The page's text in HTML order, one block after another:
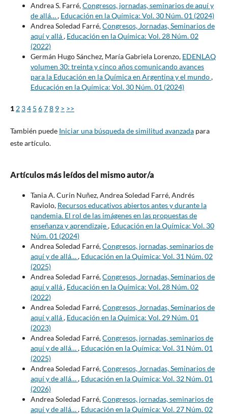
Andrea S. Farré,Congresos, jornadas, seminarios de aquí y
de allá…, Educación en la Química: Vol. 30 Núm. 01 (2024)
Andrea Soledad Farré,Congresos, Jornadas, Seminarios de
aquí y allá, Educación en la Química: Vol. 28 Núm. 02
(2022)
Germán Hugo Sánchez, María Gabriela Lorenzo, EDENLAQ
volumen 30: treinta y cinco años comunicando avances
para la Educación en la Química en Argentina y el mundo,
Educación en la Química: Vol. 30 Núm. 01 (2024)
1 2 34 5 678 9 > >>
También puede Iniciar una búsqueda de similitud avanzadapara
este artículo.
Artículos más leídos del mismo autor/a
Tania A. Curin Nuñez, Andrea Soledad Farré, Andrés
Raviolo, Recursos educativos abiertos antes y durante la
pandemia. El rol de las imágenes en las propuestas de
enseñanza y aprendizaje, Educación en la Química: Vol. 30
Núm. 01 (2024)
Andrea Soledad Farré,Congresos, jornadas, seminarios de
aquí y de allá…, Educación en la Química: Vol. 31 Núm. 02
(2025)
Andrea Soledad Farré,Congresos, Jornadas, Seminarios de
aquí y allá, Educación en la Química: Vol. 28 Núm. 02
(2022)
Andrea Soledad Farré,Congresos, Jornadas, Seminarios de
aquí y allá, Educación en la Química: Vol. 29 Núm. 01
(2023)
Andrea Soledad Farré,Congresos, jornadas, seminarios de
aquí y de allá…, Educación en la Química: Vol. 31 Núm. 01
(2025)
Andrea Soledad Farré,Congresos, Jornadas, Seminarios de
aquí y de allá…, Educación en la Química: Vol. 32 Núm. 01
(2026)
Andrea Soledad Farré,Congresos, jornadas, seminarios de
aquí y de allá…, Educación en la Química: Vol. 27 Núm. 02